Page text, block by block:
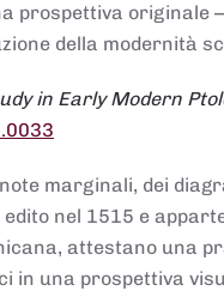
prospettiva originale
della modernità
in Early Modern
marginali, dei
nel 1515 e
attestano una
in una prospettiva